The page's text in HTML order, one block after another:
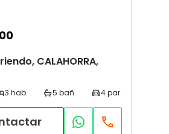
CALAHORRA,